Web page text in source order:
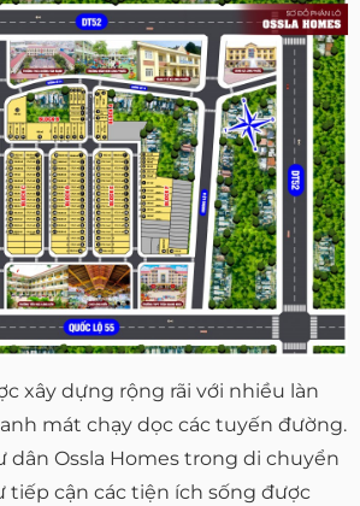
xây dựng rộng rãi với nhiều làn
mát chạy dọc các tuyến đường.
dân Ossla Homes trong di chuyển
tiếp cận các tiện ích sống được